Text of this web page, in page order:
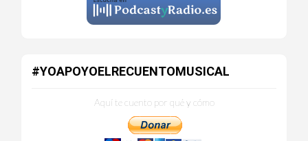
#YOAPOYOELRECUENTOMUSICAL
Aquí te cuento por qué y cómo